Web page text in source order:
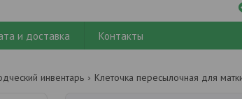
и доставка Контакты
инвентарь Клеточка пересылочная для